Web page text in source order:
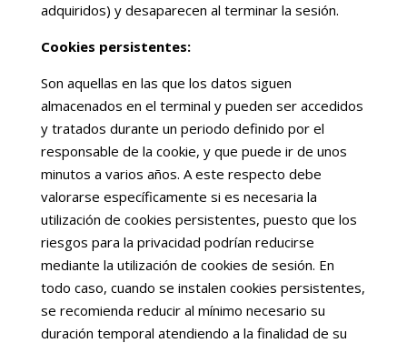
adquiridos) y desaparecen al terminar la sesión.
Cookies persistentes:
Son aquellas en las que los datos siguen
almacenados en el terminal y pueden ser accedidos
y tratados durante un periodo definido por el
responsable de la cookie, y que puede ir de unos
minutos a varios años. A este respecto debe
valorarse específicamente si es necesaria la
utilización de cookies persistentes, puesto que los
riesgos para la privacidad podrían reducirse
mediante la utilización de cookies de sesión. En
todo caso, cuando se instalen cookies persistentes,
se recomienda reducir al mínimo necesario su
duración temporal atendiendo a la finalidad de su